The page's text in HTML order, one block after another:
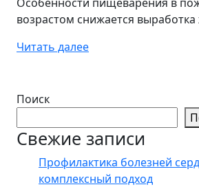
возрастом снижается
Читать далее
Поиск
Свежие записи
Профилактика болезней
комплексный подход